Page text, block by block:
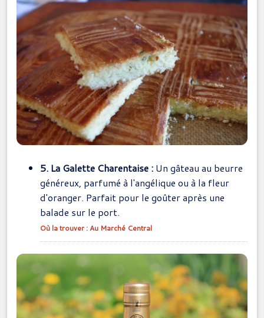
5. La Galette Charentaise : Un gâteau au beurre
généreux, parfumé à l'angélique ou à la fleur
d'oranger. Parfait pour le goûter après une
balade sur le port.
Où la trouver : Au Marché Central